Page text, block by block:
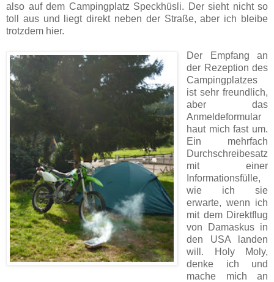
also auf dem Campingplatz Speckhüsli. Der sieht nicht so
toll aus und liegt direkt neben der Straße, aber ich bleibe
trotzdem hier.
Der Empfang an
der Rezeption des
Campingplatzes
ist sehr freundlich,
aber das
Anmelde­formular
haut mich fast um.
Ein mehrfach
Durchschreibesatz
mit einer
Informations­fülle,
wie ich sie
erwarte, wenn ich
mit dem Direktflug
von Damaskus in
den USA landen
will. Holy Moly,
denke ich und
mache mich an